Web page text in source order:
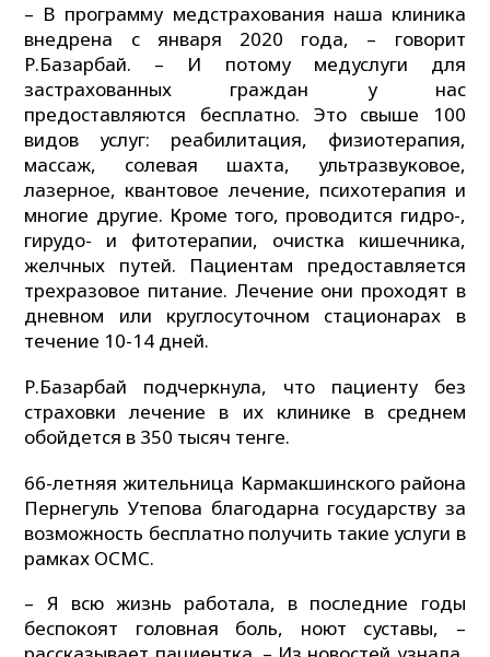
– В программу медстрахования наша клиника
внедрена с января 2020 года, – говорит
Р.Базарбай. – И потому медуслуги для
застрахованных граждан у нас
предоставляются бесплатно. Это свыше 100
видов услуг: реабилитация, физиотерапия,
массаж, солевая шахта, ультразвуковое,
лазерное, квантовое лечение, психотерапия и
многие другие. Кроме того, проводится гидро-,
гирудо- и фитотерапии, очистка кишечника,
желчных путей. Пациентам предоставляется
трехразовое питание. Лечение они проходят в
дневном или круглосуточном стационарах в
течение 10-14 дней.
Р.Базарбай подчеркнула, что пациенту без
страховки лечение в их клинике в среднем
обойдется в 350 тысяч тенге.
66-летняя жительница Кармакшинского района
Пернегуль Утепова благодарна государству за
возможность бесплатно получить такие услуги в
рамках ОСМС.
– Я всю жизнь работала, в последние годы
беспокоят головная боль, ноют суставы, –